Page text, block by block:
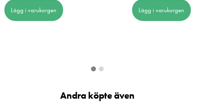
Lägg i varukorgen Lägg i varukorgen
Andra köpte även